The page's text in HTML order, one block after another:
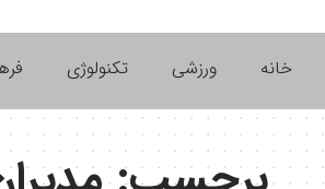
خانه ورزشی تکنولوژی